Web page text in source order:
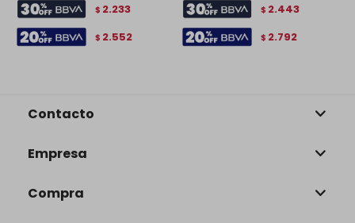
$ 2.233
$ 2.552
$ 2.443
$ 2.792
Contacto
Empresa
Compra